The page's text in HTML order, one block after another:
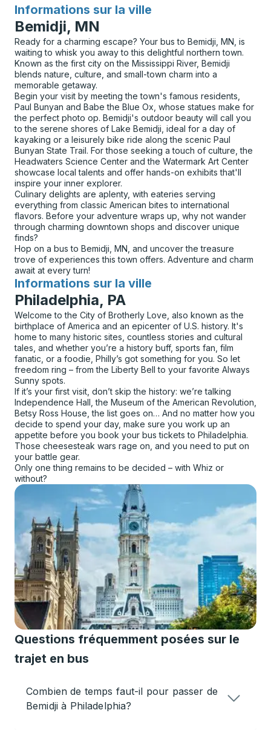
Informations sur la ville
pour
Bemidji, MN
Ready for a charming escape? Your bus to Bemidji, MN, is
waiting to whisk you away to this delightful northern town.
Known as the first city on the Mississippi River, Bemidji
blends nature, culture, and small-town charm into a
memorable getaway.
Begin your visit by meeting the town's famous residents,
Paul Bunyan and Babe the Blue Ox, whose statues make for
the perfect photo op. Bemidji's outdoor beauty will call you
to the serene shores of Lake Bemidji, ideal for a day of
kayaking or a leisurely bike ride along the scenic Paul
Bunyan State Trail. For those seeking a touch of culture, the
Headwaters Science Center and the Watermark Art Center
showcase local talents and offer hands-on exhibits that'll
inspire your inner explorer.
Culinary delights are aplenty, with eateries serving
everything from classic American bites to international
flavors. Before your adventure wraps up, why not wander
through charming downtown shops and discover unique
finds?
Hop on a bus to Bemidji, MN, and uncover the treasure
trove of experiences this town offers. Adventure and charm
await at every turn!
Informations sur la ville
pour
Philadelphia, PA
Welcome to the City of Brotherly Love, also known as the
birthplace of America and an epicenter of U.S. history. It's
home to many historic sites, countless stories and cultural
tales, and whether you’re a history buff, sports fan, film
fanatic, or a foodie, Philly’s got something for you. So let
freedom ring – from the Liberty Bell to your favorite Always
Sunny spots.
If it’s your first visit, don’t skip the history: we’re talking
Independence Hall, the Museum of the American Revolution,
Betsy Ross House, the list goes on… And no matter how you
decide to spend your day, make sure you work up an
appetite before you book your bus tickets to Philadelphia.
Those cheesesteak wars rage on, and you need to put on
your battle gear.
Only one thing remains to be decided – with Whiz or
without?
Questions fréquemment posées sur le
trajet en bus
Combien de temps faut-il pour passer de
Bemidji à Philadelphia?